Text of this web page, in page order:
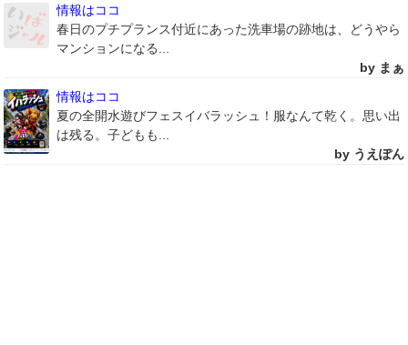
情報はココ
春日のプチプランス付近にあった洗車場の跡地は、どうやら
マンションになる...
by まぁ
情報はココ
夏の全開水遊びフェスイバラッシュ！服なんて乾く。思い出
は残る。子どもも...
by うえぽん